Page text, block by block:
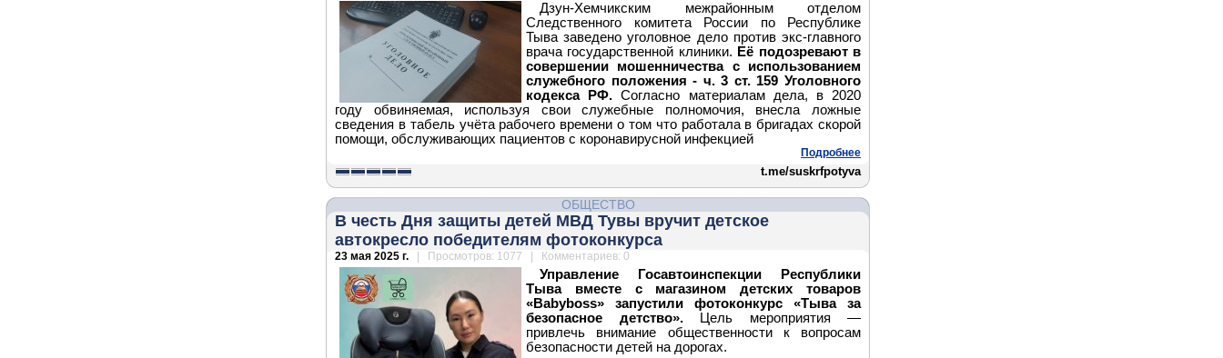
Дзун-Хемчикским межрайонным отделом
Следственного комитета России по Республике
Тыва заведено уголовное дело против экс-главного
врача государственной клиники. Её подозревают в
совершении мошенничества с использованием
служебного положения - ч. 3 ст. 159 Уголовного
кодекса РФ.Согласно материалам дела, в 2020
году обвиняемая, используя свои служебные полномочия, внесла ложные
сведения в табель учёта рабочего времени о том что работала в бригадах скорой
помощи, обслуживающих пациентов с коронавирусной инфекцией
Подробнее
t.me/suskrfpotyva
ОБЩЕСТВО
В честь Дня защиты детей МВД Тувы вручит детское
автокресло победителям фотоконкурса
23 мая 2025 г. | Просмотров: 1077 | Комментариев: 0
Управление Госавтоинспекции Республики
Тыва вместе с магазином детских товаров
«Babyboss» запустили фотоконкурс «Тыва за
безопасное детство».Цель мероприятия —
привлечь внимание общественности к вопросам
безопасности детей на дорогах.